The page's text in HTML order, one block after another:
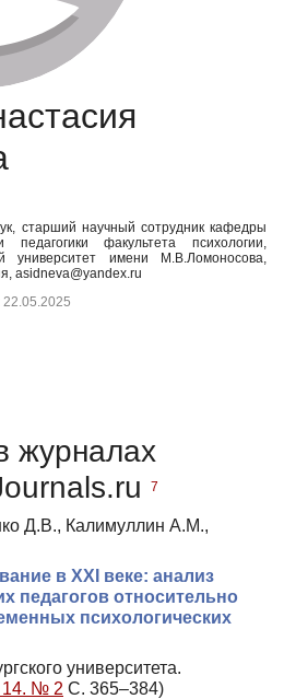
старший научный сотрудник кафедры
факультета психологии,
университет имени М.В.Ломоносова,
asidneva@yandex.ru
журналах
7
Д.В., Калимуллин А.М.,
в XXI веке: анализ
педагогов относительно
психологических
университета.
14. № 2 С. 365–384)